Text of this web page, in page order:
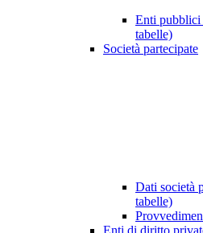
Enti pubblici
tabelle)
Società partecipate
Dati società
tabelle)